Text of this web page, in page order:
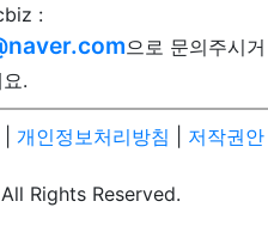
:
으로 문의주시거
.
개인정보처리방침
저작권안
Rights Reserved.